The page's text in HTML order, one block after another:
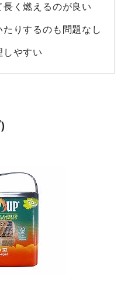
く燃えるのが良い
りするのも問題なし
しやすい